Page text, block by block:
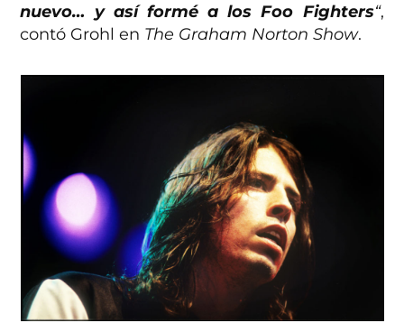
nuevo… y así formé a los Foo Fighters“,
contó Grohl en The Graham Norton Show.